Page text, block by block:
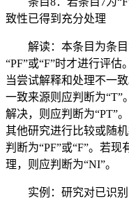
致性已得到充分处理
解读：本条目为条
“PF”或“F”时才进行评
当尝试解释和处理不一
一致来源则应判断为“T”
解决，则应判断为“PT”
其他研究进行比较或随
判断为“PF”或“F”。若
理，则应判断为“NI”。
实例：研究对已识